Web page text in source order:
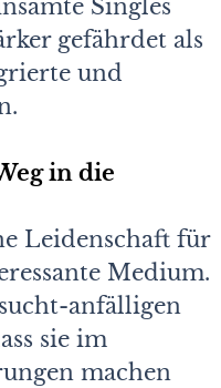
Singles
gefährdet als
und
in die
Leidenschaft für
Medium.
anfälligen
sie im
machen